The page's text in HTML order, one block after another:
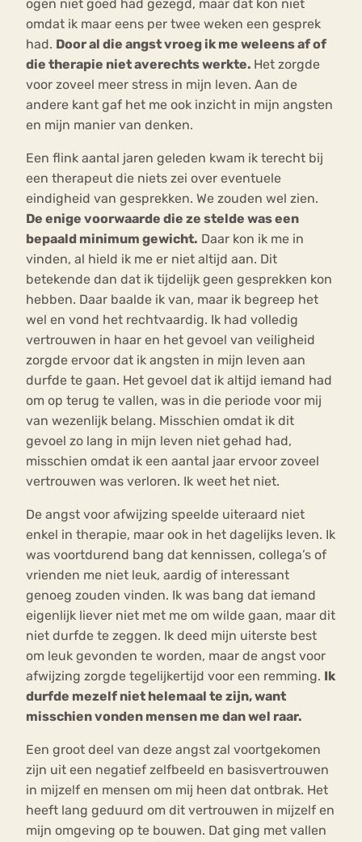
ogen niet goed had gezegd, maar dat kon niet
omdat ik maar eens per twee weken een gesprek
had. Door al die angst vroeg ik me weleens af of
die therapie niet averechts werkte. Het zorgde
voor zoveel meer stress in mijn leven. Aan de
andere kant gaf het me ook inzicht in mijn angsten
en mijn manier van denken.
Een flink aantal jaren geleden kwam ik terecht bij
een therapeut die niets zei over eventuele
eindigheid van gesprekken. We zouden wel zien.
De enige voorwaarde die ze stelde was een
bepaald minimum gewicht. Daar kon ik me in
vinden, al hield ik me er niet altijd aan. Dit
betekende dan dat ik tijdelijk geen gesprekken kon
hebben. Daar baalde ik van, maar ik begreep het
wel en vond het rechtvaardig. Ik had volledig
vertrouwen in haar en het gevoel van veiligheid
zorgde ervoor dat ik angsten in mijn leven aan
durfde te gaan. Het gevoel dat ik altijd iemand had
om op terug te vallen, was in die periode voor mij
van wezenlijk belang. Misschien omdat ik dit
gevoel zo lang in mijn leven niet gehad had,
misschien omdat ik een aantal jaar ervoor zoveel
vertrouwen was verloren. Ik weet het niet.
De angst voor afwijzing speelde uiteraard niet
enkel in therapie, maar ook in het dagelijks leven. Ik
was voortdurend bang dat kennissen, collega’s of
vrienden me niet leuk, aardig of interessant
genoeg zouden vinden. Ik was bang dat iemand
eigenlijk liever niet met me om wilde gaan, maar dit
niet durfde te zeggen. Ik deed mijn uiterste best
om leuk gevonden te worden, maar de angst voor
afwijzing zorgde tegelijkertijd voor een remming. Ik
durfde mezelf niet helemaal te zijn, want
misschien vonden mensen me dan wel raar.
Een groot deel van deze angst zal voortgekomen
zijn uit een negatief zelfbeeld en basisvertrouwen
in mijzelf en mensen om mij heen dat ontbrak. Het
heeft lang geduurd om dit vertrouwen in mijzelf en
mijn omgeving op te bouwen. Dat ging met vallen